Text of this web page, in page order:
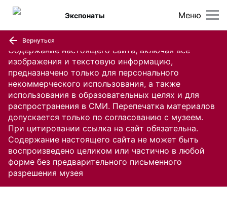
Содержание настоящего сайта, включая все
изображения и текстовую информацию,
предназначено только для персонального
некоммерческого использования, а также
использования в образовательных целях и для
распространения в СМИ. Перепечатка материалов
допускается только по согласованию с музеем.
При цитировании ссылка на сайт обязательна.
Содержание настоящего сайта не может быть
воспроизведено целиком или частично в любой
форме без предварительного письменного
разрешения музея
Меню
Экспонаты
Вернуться